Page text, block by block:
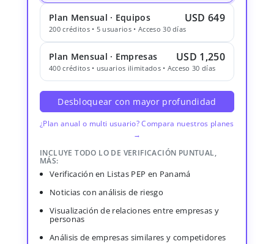
Plan Mensual · Equipos USD 649
200 créditos • 5 usuarios • Acceso 30 días
Plan Mensual · Empresas USD 1,250
400 créditos • usuarios ilimitados • Acceso 30 días
Desbloquear con mayor profundidad
¿Plan anual o multi usuario? Compara nuestros planes
→
INCLUYE TODO LO DE VERIFICACIÓN PUNTUAL,
MÁS:
Verificación en Listas PEP en Panamá
Noticias con análisis de riesgo
Visualización de relaciones entre empresas y
personas
Análisis de empresas similares y competidores